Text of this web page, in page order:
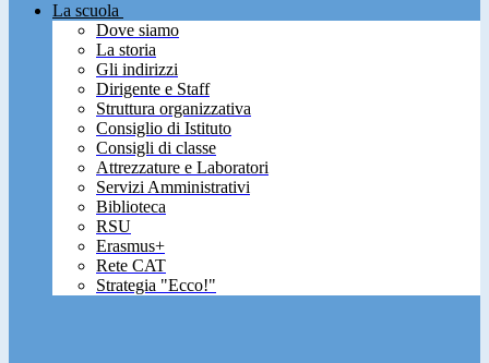
La scuola
Dove siamo
La storia
Gli indirizzi
Dirigente e Staff
Struttura organizzativa
Consiglio di Istituto
Consigli di classe
Attrezzature e Laboratori
Servizi Amministrativi
Biblioteca
RSU
Erasmus+
Rete CAT
Strategia "Ecco!"